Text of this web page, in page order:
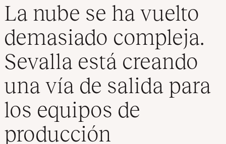
Contacto
La nube se ha vuelto
demasiado compleja.
Sevalla está creando
una vía de salida para
los equipos de
producción